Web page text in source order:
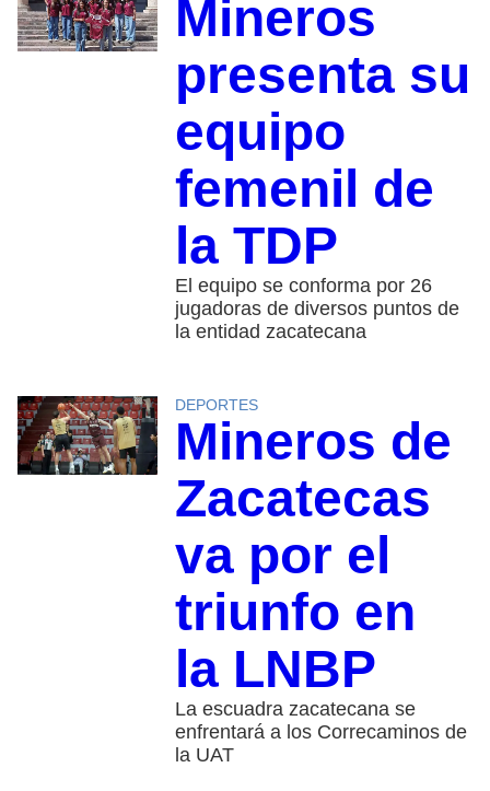
Mineros
presenta su
equipo
femenil de
la TDP
El equipo se conforma por 26
jugadoras de diversos puntos de
la entidad zacatecana
DEPORTES
Mineros de
Zacatecas
va por el
triunfo en
la LNBP
La escuadra zacatecana se
enfrentará a los Correcaminos de
la UAT